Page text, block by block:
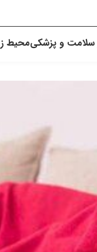
سلامت و پزشکیمحیط